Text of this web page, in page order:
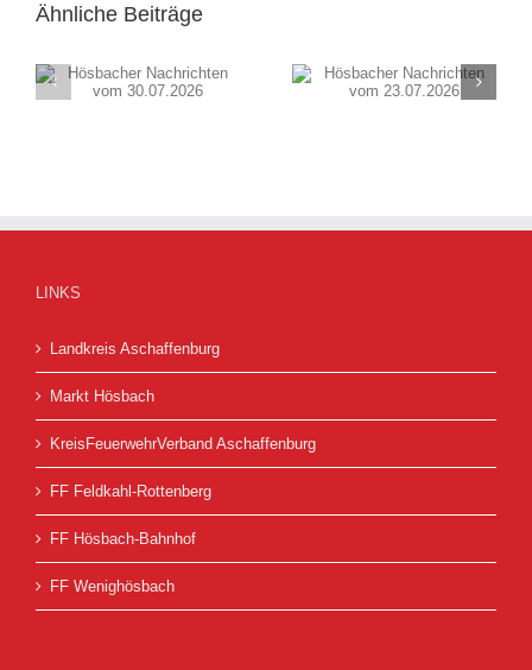
Ähnliche Beiträge
Hösbacher
Sommernachtszauber
LINKS
Landkreis Aschaffenburg
Markt Hösbach
KreisFeuerwehrVerband Aschaffenburg
FF Feldkahl-Rottenberg
FF Hösbach-Bahnhof
FF Wenighösbach